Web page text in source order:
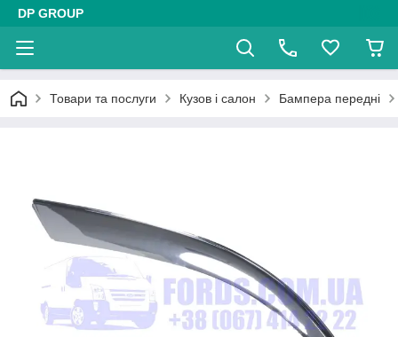
DP GROUP
Товари та послуги Кузов і салон Бампера передні